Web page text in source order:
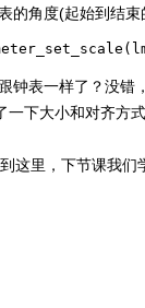
的角度(起始到结
钟表一样了？没错
一下大小和对齐方
这里，下节课我